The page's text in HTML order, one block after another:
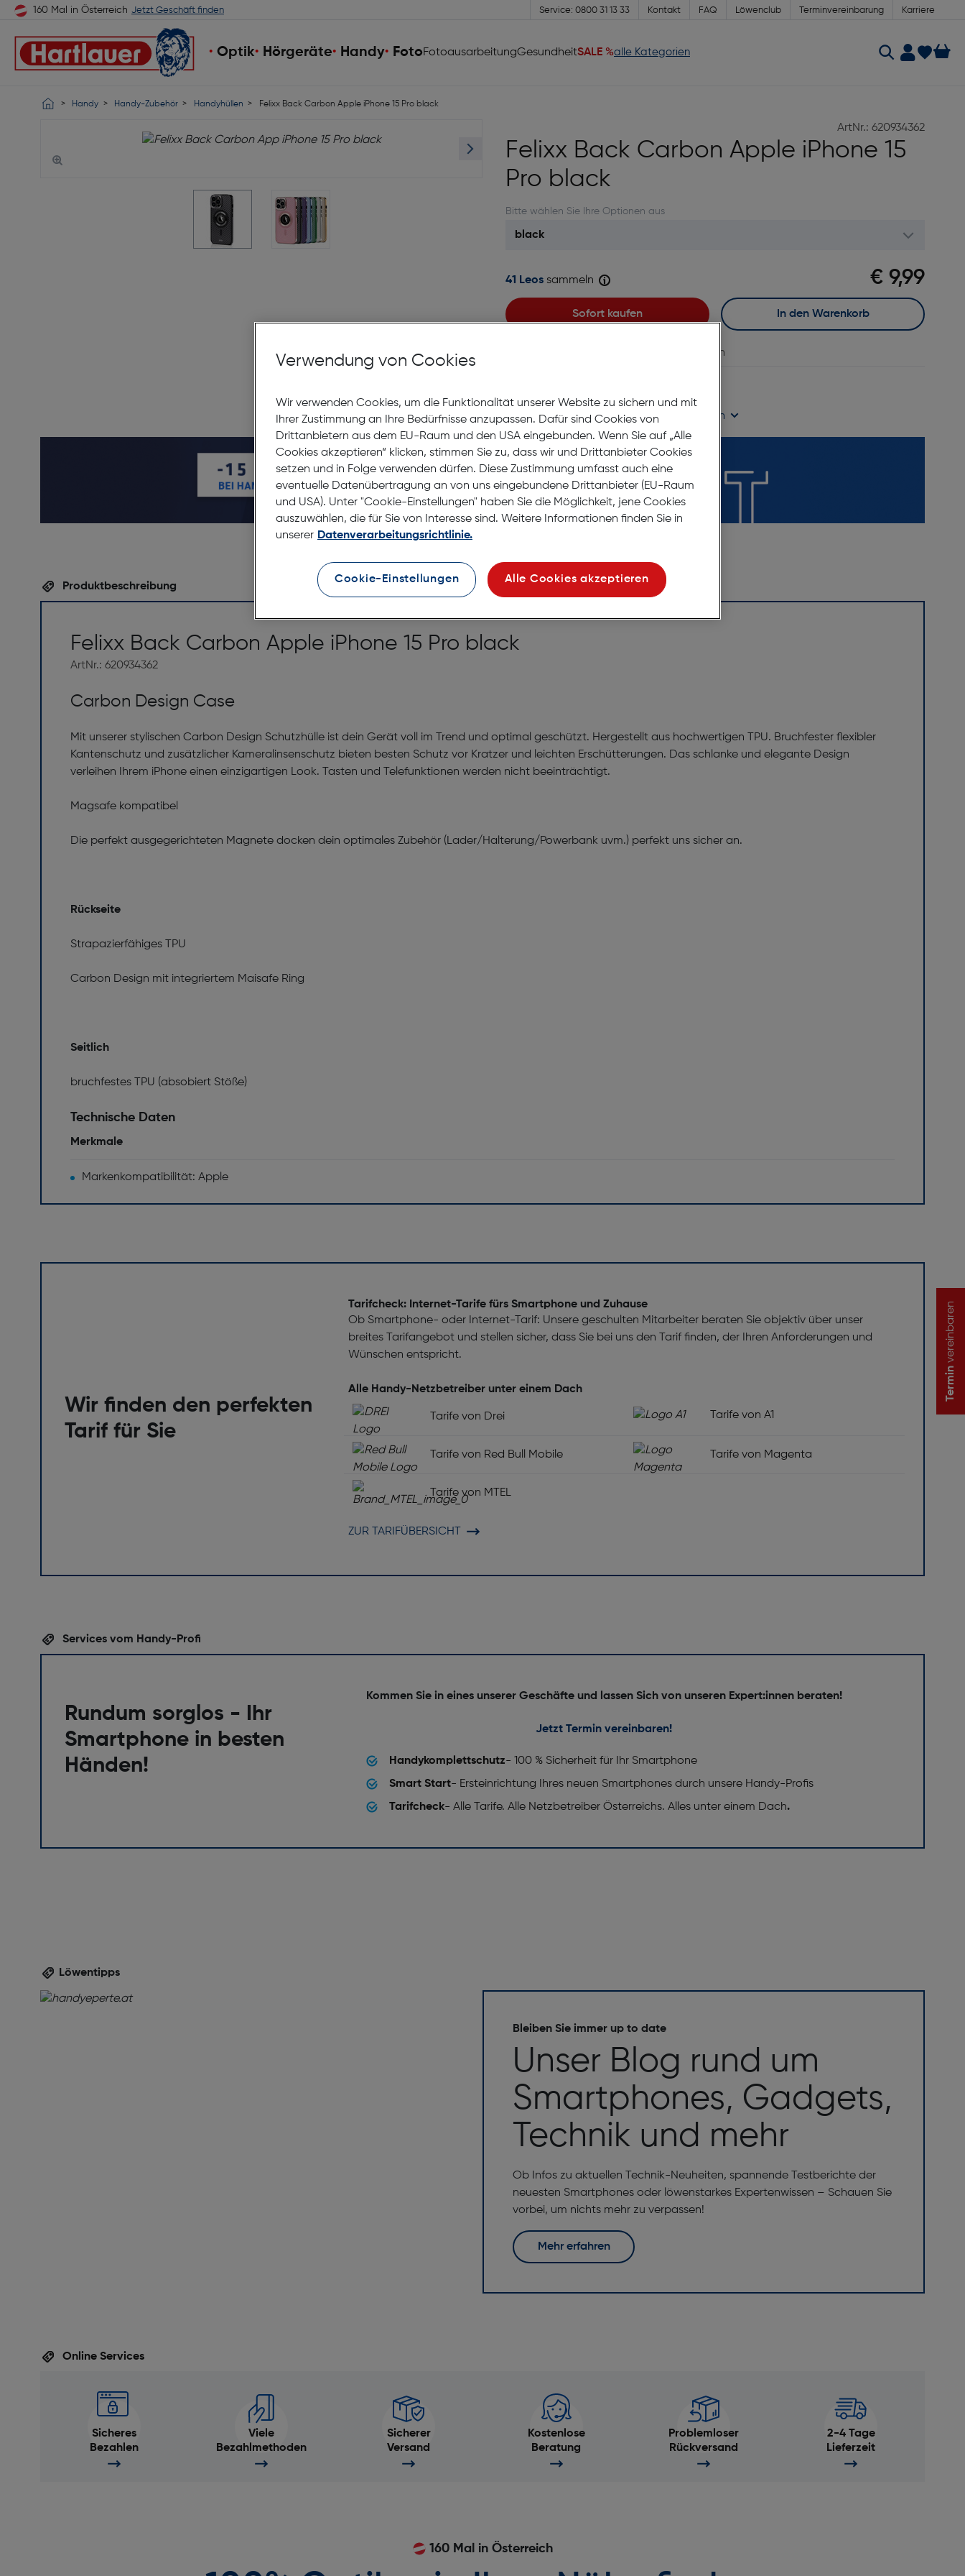
160 Mal in Österreich Jetzt Geschäft finden Service: 0800 31 13 33 Kontakt FAQ Löwenclub Terminvereinbarung Karriere
Optik Hörgeräte Handy FotoFotoausarbeitungGesundheitSALE %alle Kategorien
Handy Handy-Zubehör Handyhüllen Felixx Back Carbon Apple iPhone 15 Pro black
ArtNr.: 620934362
Felixx Back Carbon Apple iPhone 15
Pro black
Bitte wählen Sie Ihre Optionen aus
€ 9,99
41 Leos sammeln
Sofort kaufen In den Warenkorb
vergleichen
Nach Hause liefern
Selbstabholung in Verfügbarkeit prüfen
Produktbeschreibung
Felixx Back Carbon Apple iPhone 15 Pro black
ArtNr.: 620934362
Carbon Design Case
Mit unserer stylischen Carbon Design Schutzhülle ist dein Gerät voll im Trend und optimal geschützt. Hergestellt aus hochwertigen TPU. Bruchfester flexibler
Kantenschutz und zusätzlicher Kameralinsenschutz bieten besten Schutz vor Kratzer und leichten Erschütterungen. Das schlanke und elegante Design
verleihen Ihrem iPhone einen einzigartigen Look. Tasten und Telefunktionen werden nicht beeinträchtigt.
Magsafe kompatibel
Die perfekt ausgegerichteten Magnete docken dein optimales Zubehör (Lader/Halterung/Powerbank uvm.) perfekt uns sicher an.
Rückseite
Strapazierfähiges TPU
Carbon Design mit integriertem Maisafe Ring
Seitlich
bruchfestes TPU (absobiert Stöße)
Technische Daten
Merkmale
Markenkompatibilität: Apple
Wir finden den perfekten
Tarif für Sie
Tarifcheck: Internet-Tarife fürs Smartphone und Zuhause
Ob Smartphone- oder Internet-Tarif: Unsere geschulten Mitarbeiter beraten Sie objektiv über unser
breites Tarifangebot und stellen sicher, dass Sie bei uns den Tarif finden, der Ihren Anforderungen und
Wünschen entspricht.
Alle Handy-Netzbetreiber unter einem Dach
Tarife von Drei Tarife von A1
Tarife von Red Bull Mobile Tarife von Magenta
Tarife von MTEL
ZUR TARIFÜBERSICHT
Services vom Handy-Profi
Rundum sorglos - Ihr
Smartphone in besten
Händen!
Kommen Sie in eines unserer Geschäfte und lassen Sich von unseren Expert:innen beraten!
Jetzt Termin vereinbaren!
Handykomplettschutz- 100 % Sicherheit für Ihr Smartphone
Smart Start- Ersteinrichtung Ihres neuen Smartphones durch unsere Handy-Profis
Tarifcheck- Alle Tarife. Alle Netzbetreiber Österreichs. Alles unter einem Dach.
Löwentipps
Bleiben Sie immer up to date
Unser Blog rund um
Smartphones, Gadgets,
Technik und mehr
Ob Infos zu aktuellen Technik-Neuheiten, spannende Testberichte der
neuesten Smartphones oder löwenstarkes Expertenwissen – Schauen Sie
vorbei, um nichts mehr zu verpassen!
Mehr erfahren
Online Services
Sicheres
Bezahlen
Viele
Bezahlmethoden
Sicherer
Versand
Kostenlose
Beratung
Problemloser
Rückversand
2-4 Tage
Lieferzeit
160 Mal in Österreich
Termin
vereinbaren
Verwendung von Cookies
Wir verwenden Cookies, um die Funktionalität unserer Website zu sichern und mit
Ihrer Zustimmung an Ihre Bedürfnisse anzupassen. Dafür sind Cookies von
Drittanbietern aus dem EU-Raum und den USA eingebunden. Wenn Sie auf „Alle
Cookies akzeptieren“ klicken, stimmen Sie zu, dass wir und Drittanbieter Cookies
setzen und in Folge verwenden dürfen. Diese Zustimmung umfasst auch eine
eventuelle Datenübertragung an von uns eingebundene Drittanbieter (EU-Raum
und USA). Unter "Cookie-Einstellungen" haben Sie die Möglichkeit, jene Cookies
auszuwählen, die für Sie von Interesse sind. Weitere Informationen finden Sie in
unserer Datenverarbeitungsrichtlinie.
Cookie-Einstellungen Alle Cookies akzeptieren